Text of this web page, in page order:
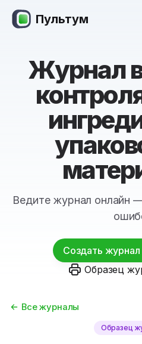
Пультум
Журнал
Ведите журнал онлайн
Создать журнал
Образец
Все журналы
Образец